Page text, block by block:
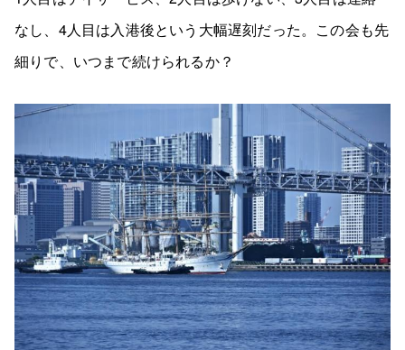
なし、4人目は入港後という大幅遅刻だった。この会も先
細りで、いつまで続けられるか？